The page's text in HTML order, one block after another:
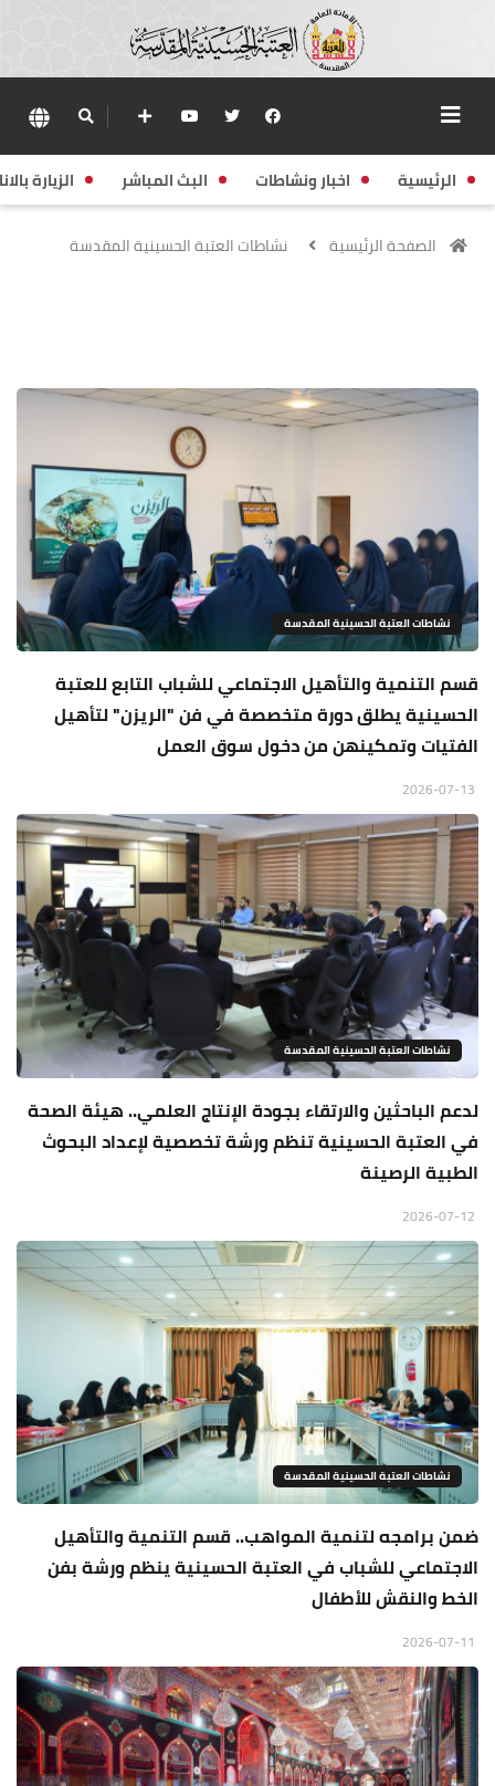
الرئيسية اخبار ونشاطات البث المباشر الزيارة
الصفحة الرئيسية نشاطات العتبة الحسينية المقدسة
نشاطات العتبة الحسينية المقدسة
قسم التنمية والتأهيل الاجتماعي للشباب التابع للعتبة
الحسينية يطلق دورة متخصصة في فن "الريزن" لتأهيل
الفتيات وتمكينهن من دخول سوق العمل
نشاطات العتبة الحسينية المقدسة
لدعم الباحثين والارتقاء بجودة الإنتاج العلمي.. هيئة الصحة
في العتبة الحسينية تنظم ورشة تخصصية لإعداد البحوث
الطبية الرصينة
نشاطات العتبة الحسينية المقدسة
ضمن برامجه لتنمية المواهب.. قسم التنمية والتأهيل
الاجتماعي للشباب في العتبة الحسينية ينظم ورشة بفن
الخط والنقش للأطفال